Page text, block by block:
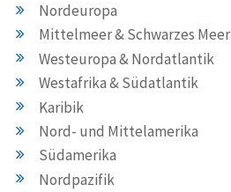
Nordeuropa
Mittelmeer & Schwarzes Meer
Westeuropa & Nordatlantik
Westafrika & Südatlantik
Karibik
Nord- und Mittelamerika
Südamerika
Nordpazifik